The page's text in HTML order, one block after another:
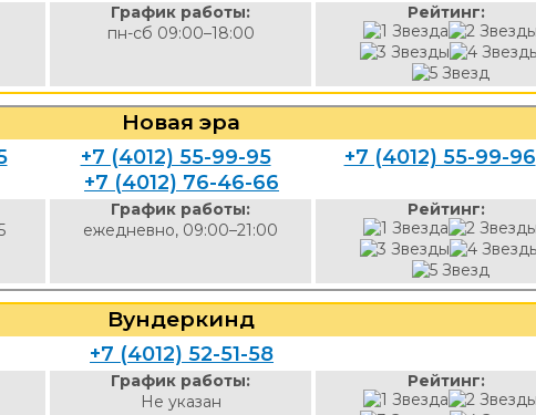
График работы:
пн-сб 09:00–18:00
Рейтинг:
Новая эра
+7 (4012) 55-99-95
+7 (4012) 55-99-96
+7 (4012) 76-46-66
График работы:
ежедневно, 09:00–21:00
Рейтинг:
Вундеркинд
+7 (4012) 52-51-58
График работы:
Не указан
Рейтинг: